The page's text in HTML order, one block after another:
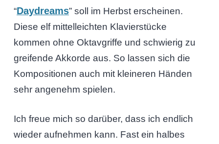
“Daydreams” soll im Herbst erscheinen.
Diese elf mittelleichten Klavierstücke
kommen ohne Oktavgriffe und schwierig zu
greifende Akkorde aus. So lassen sich die
Kompositionen auch mit kleineren Händen
sehr angenehm spielen.
Ich freue mich so darüber, dass ich endlich
wieder aufnehmen kann. Fast ein halbes